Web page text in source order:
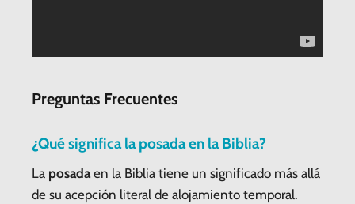
Preguntas Frecuentes
¿Qué significa la posada en la Biblia?
La posadaen la Biblia tiene un significado más allá
de su acepción literal de alojamiento temporal.